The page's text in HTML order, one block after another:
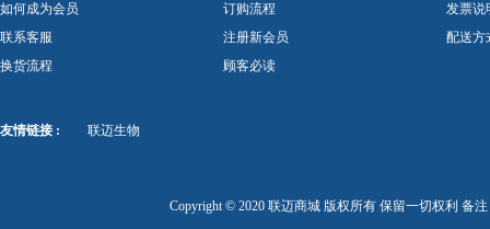
如何成为会员
联系客服
换货流程
订购流程
注册新会员
顾客必读
发票说
配送方
友情链接 : 联迈生物
Copyright © 2020 联迈商城 版权所有 保留一切权利 备